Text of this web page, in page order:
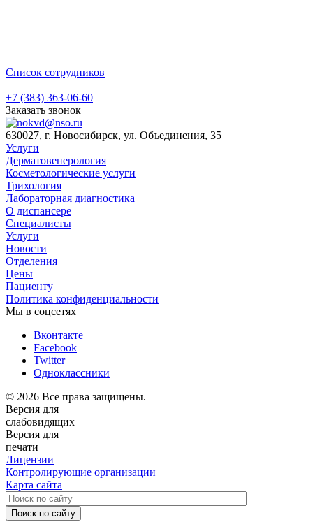
Список сотрудников
+7 (383) 363-06-60
Заказать звонок
630027, г. Новосибирск, ул. Объединения, 35
Услуги
Дерматовенерология
Косметологические услуги
Трихология
Лабораторная диагностика
О диспансере
Специалисты
Услуги
Новости
Отделения
Цены
Пациенту
Политика конфиденциальности
Мы в соцсетях
Вконтакте
Facebook
Twitter
Одноклассники
© 2026 Все права защищены.
Версия для
слабовидящих
Версия для
печати
Лицензии
Контролирующие организации
Карта сайта
Поиск по сайту